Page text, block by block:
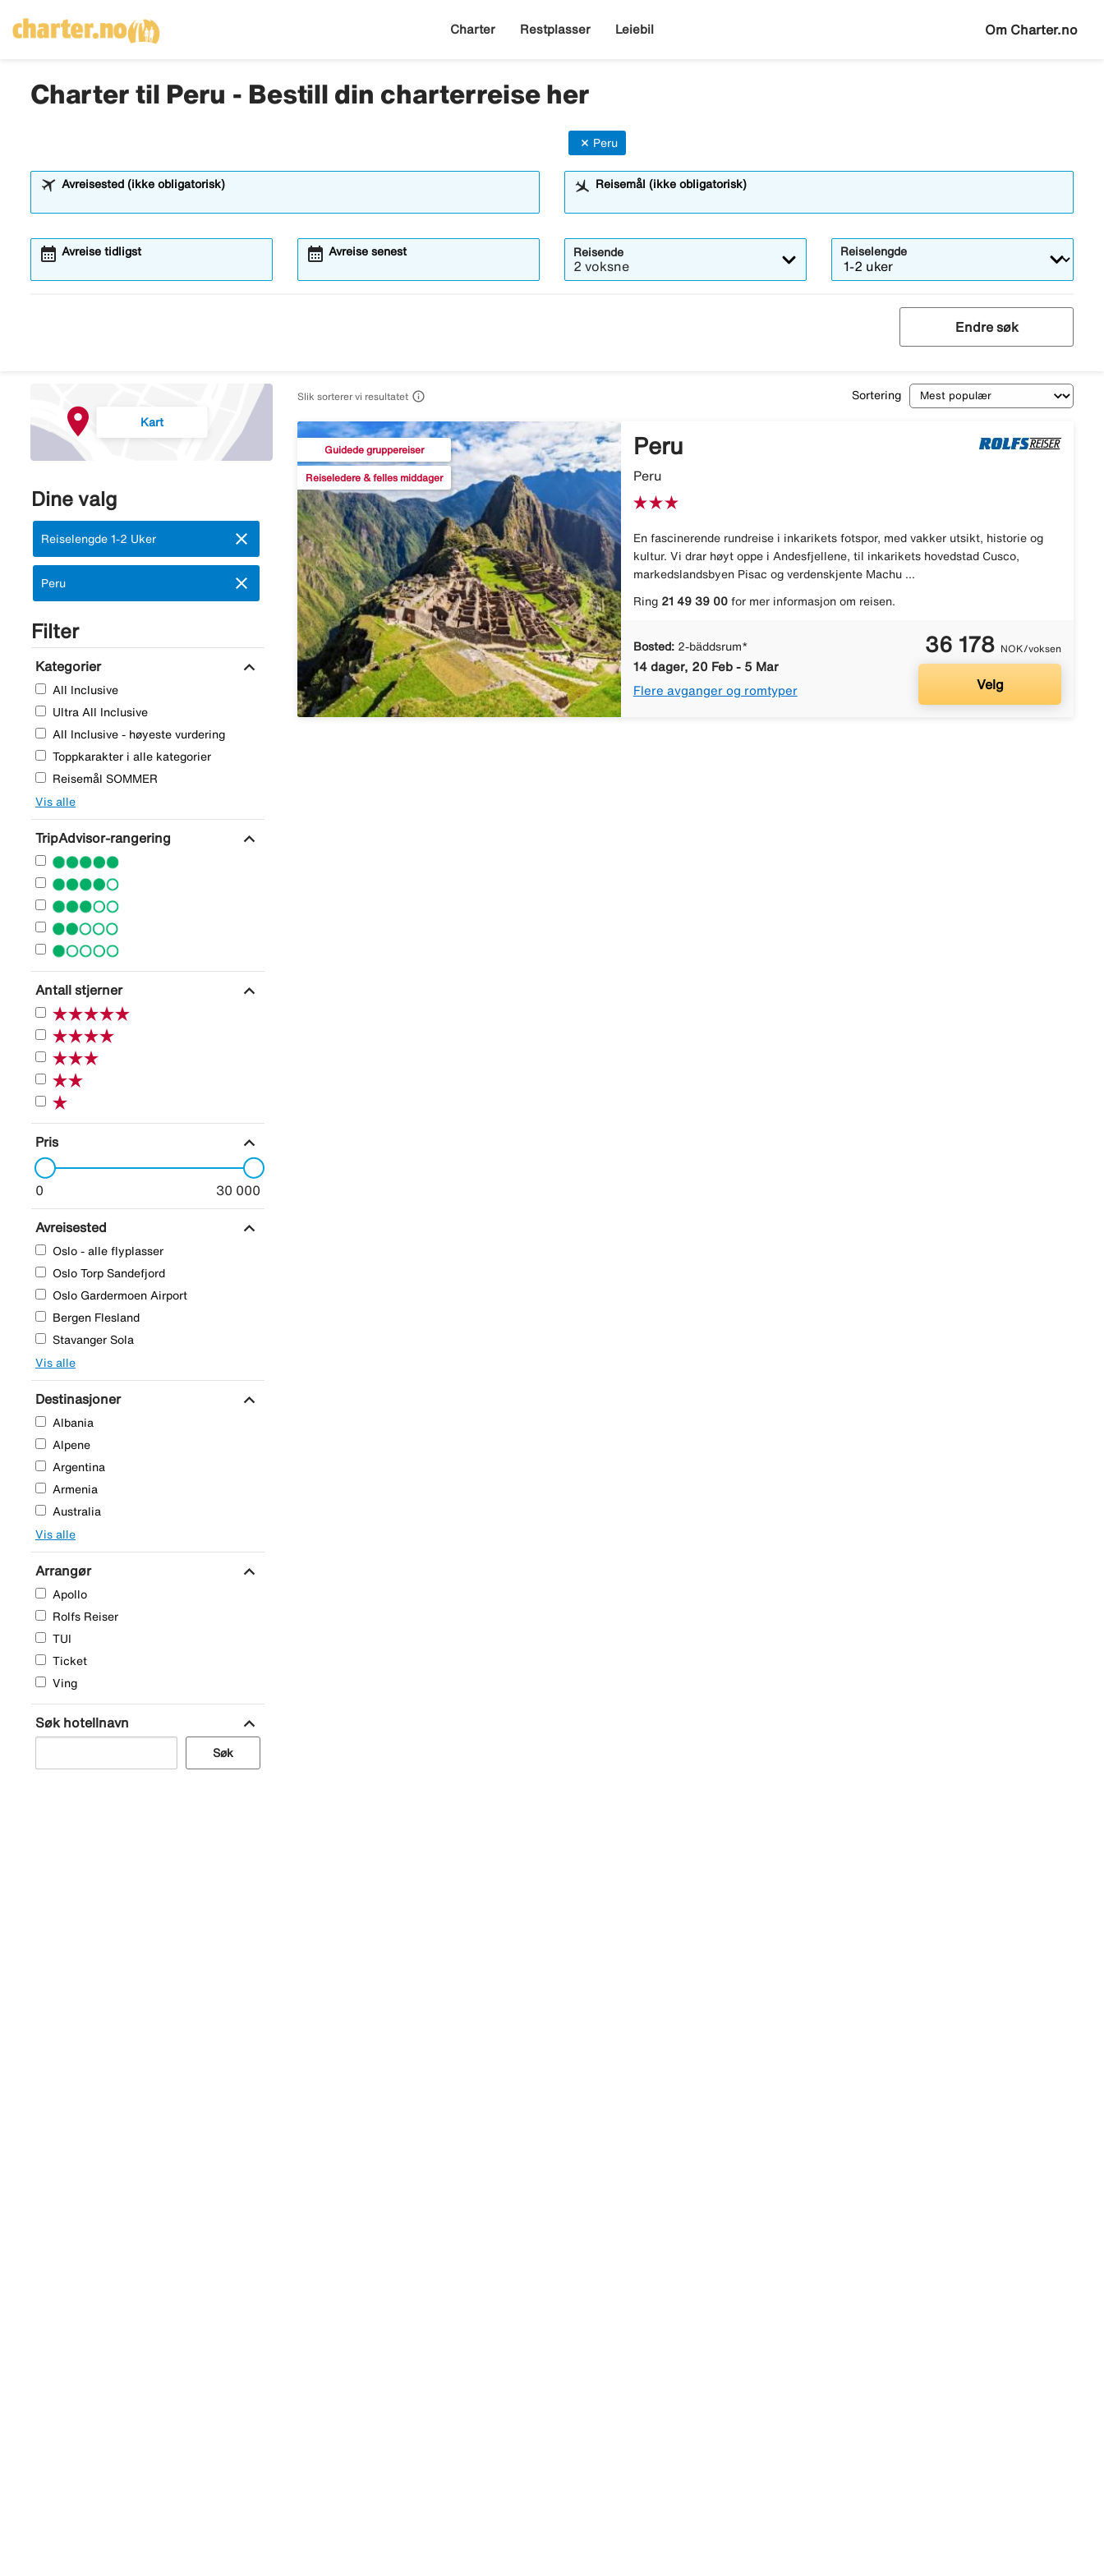
Charter Restplasser Leiebil Om Charter.no
Charter til Peru - Bestill din charterreise her
Avreisested (ikke obligatorisk) Reisemål (ikke obligatorisk)
Peru
Avreise tidligst
calendar_month Avreise senest
calendar_month Reisende
2 voksne
Reiselengde
Endre søk
Kart
Dine valg
Fjern:
Reiselengde 1-2 Uker close
Fjern:
Peru close
Filter
Kategorier expand_more
All Inclusive
Ultra All Inclusive
All Inclusive - høyeste vurdering
Toppkarakter i alle kategorier
Reisemål SOMMER
Vis alle
TripAdvisor-rangering expand_more
Antall stjerner expand_more
Pris expand_more
0 30 000
Avreisested expand_more
Oslo - alle flyplasser
Oslo Torp Sandefjord
Oslo Gardermoen Airport
Bergen Flesland
Stavanger Sola
Vis alle
Destinasjoner expand_more
Albania
Alpene
Argentina
Armenia
Australia
Vis alle
Arrangør expand_more
Apollo
Rolfs Reiser
TUI
Ticket
Ving
Søk hotellnavn expand_more
Søk
Slik sorterer vi resultatet  Sortering
Guidede gruppereiser
Reiseledere & felles middager
Peru
Peru
En fascinerende rundreise i inkarikets fotspor, med vakker utsikt, historie og
kultur. Vi drar høyt oppe i Andesfjellene, til inkarikets hovedstad Cusco,
markedslandsbyen Pisac og verdenskjente Machu ...
Ring 21 49 39 00for mer informasjon om reisen.
Bosted: 2-bäddsrum*
14 dager, 20 Feb - 5 Mar
Flere avganger og romtyper
36 178 NOK/voksen
Velg